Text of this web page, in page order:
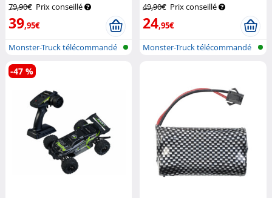
79,90€ Prix conseillé
39,95€
Monster-Truck télécommandé
49,90€ Prix conseillé
24,95€
Monster-Truck télécommandé
-47 %